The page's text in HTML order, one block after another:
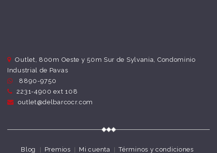
Outlet, 800m Oeste y 50m Sur de Sylvania, Condominio
Industrial de Pavas
8890-9750
2231-4900 ext 108
outlet@delbarcocr.com
Blog Premios Mi cuenta Términos y condiciones